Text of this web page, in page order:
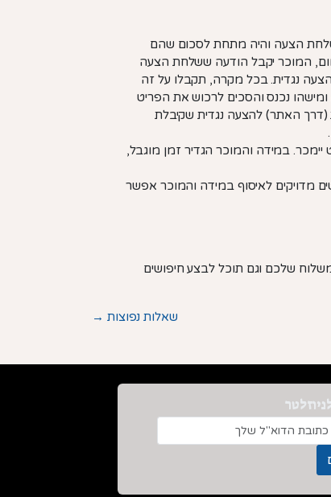
הצעה והיה מתחת לסכום שהם
המוכר יקבל הודעה ששלחת הצעה
נגדית. בכל מקרה, תקבלו על זה
נכנס והסכים לרכוש את הפריט
האתר) להצעה נגדית שקיבלת
במידה והמוכר הגדיר זמן מוגבל,
מדויקים לאיסוף במידה והמוכר אפשר
שלכם וגם תוכל לבצע חיפושים
שאלות נפוצות →